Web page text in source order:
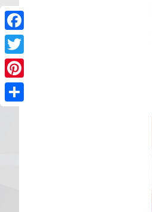
Facebook
Twitter
Pinterest